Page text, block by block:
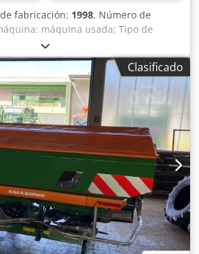
fabricación: 1998, Número de
máquina usada; Tipo de
de fertilización / sinfín de
Ncfqs Alyjha
Clasificado